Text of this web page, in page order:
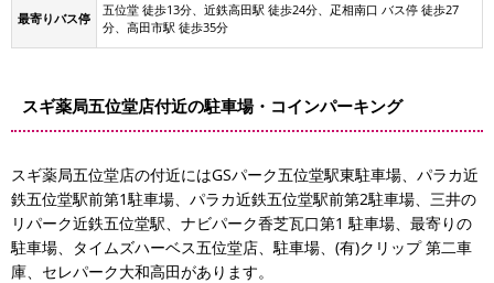
最寄りバス停
五位堂 徒歩13分、近鉄高田駅 徒歩24分、疋相南口 バス停 徒歩27
分、高田市駅 徒歩35分
スギ薬局五位堂店付近の駐車場・コインパーキング
スギ薬局五位堂店の付近にはGSパーク五位堂駅東駐車場、パラカ近
鉄五位堂駅前第1駐車場、パラカ近鉄五位堂駅前第2駐車場、三井の
リパーク近鉄五位堂駅、ナビパーク香芝瓦口第1 駐車場、最寄りの
駐車場、タイムズハーベス五位堂店、駐車場、(有)クリップ 第二車
庫、セレパーク大和高田があります。
位堂駅東駐車場